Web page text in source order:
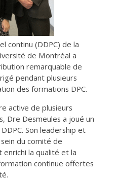
continu (DDPC) de la
de Montréal a
remarquable de
pendant plusieurs
des formations DPC.
active de plusieurs
Dre Desmeules a joué un
Son leadership et
du comité de
la qualité et la
continue offertes